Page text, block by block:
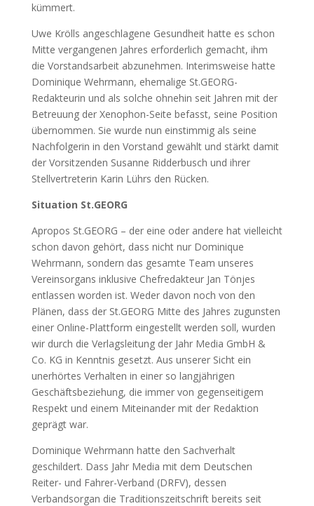
kümmert.
Uwe Krölls angeschlagene Gesundheit hatte es schon
Mitte vergangenen Jahres erforderlich gemacht, ihm
die Vorstandsarbeit abzunehmen. Interimsweise hatte
Dominique Wehrmann, ehemalige St.GEORG-
Redakteurin und als solche ohnehin seit Jahren mit der
Betreuung der Xenophon-Seite befasst, seine Position
übernommen. Sie wurde nun einstimmig als seine
Nachfolgerin in den Vorstand gewählt und stärkt damit
der Vorsitzenden Susanne Ridderbusch und ihrer
Stellvertreterin Karin Lührs den Rücken.
Situation St.GEORG
Apropos St.GEORG – der eine oder andere hat vielleicht
schon davon gehört, dass nicht nur Dominique
Wehrmann, sondern das gesamte Team unseres
Vereinsorgans inklusive Chefredakteur Jan Tönjes
entlassen worden ist. Weder davon noch von den
Plänen, dass der St.GEORG Mitte des Jahres zugunsten
einer Online-Plattform eingestellt werden soll, wurden
wir durch die Verlagsleitung der Jahr Media GmbH &
Co. KG in Kenntnis gesetzt. Aus unserer Sicht ein
unerhörtes Verhalten in einer so langjährigen
Geschäftsbeziehung, die immer von gegenseitigem
Respekt und einem Miteinander mit der Redaktion
geprägt war.
Dominique Wehrmann hatte den Sachverhalt
geschildert. Dass Jahr Media mit dem Deutschen
Reiter- und Fahrer-Verband (DRFV), dessen
Verbandsorgan die Traditionszeitschrift bereits seit